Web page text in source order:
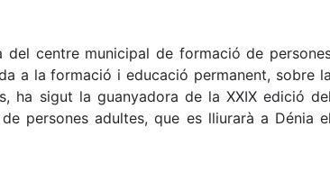
centre municipal de formació de
a la formació i educació permanent, sobre la
ha sigut la guanyadora de la XXIX edició del
persones adultes, que es lliurarà a Dénia el